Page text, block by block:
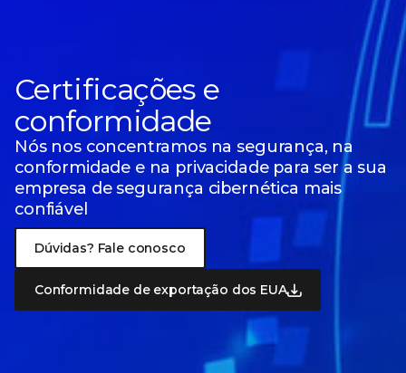
Certificações e
conformidade
Nós nos concentramos na segurança, na
conformidade e na privacidade para ser a sua
empresa de segurança cibernética mais
confiável
Dúvidas? Fale conosco
Conformidade de exportação dos EUA